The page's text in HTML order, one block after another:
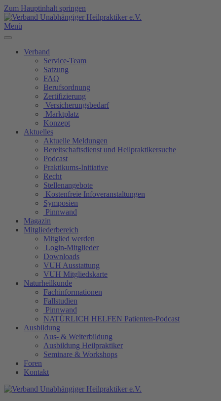
Zum Hauptinhalt springen
Menü
Verband
Service-Team
Satzung
FAQ
Berufsordnung
Zertifizierung
Versicherungsbedarf
Marktplatz
Konzept
Aktuelles
Aktuelle Meldungen
Bereitschaftsdienst und Heilpraktikersuche
Podcast
Praktikums-Initiative
Recht
Stellenangebote
Kostenfreie Infoveranstaltungen
Symposien
Pinnwand
Magazin
Mitgliederbereich
Mitglied werden
Login-Mitglieder
Downloads
VUH Ausstattung
VUH Mitgliedskarte
Naturheilkunde
Fachinformationen
Fallstudien
Pinnwand
NATÜRLICH HELFEN Patienten-Podcast
Ausbildung
Aus- & Weiterbildung
Ausbildung Heilpraktiker
Seminare & Workshops
Foren
Kontakt